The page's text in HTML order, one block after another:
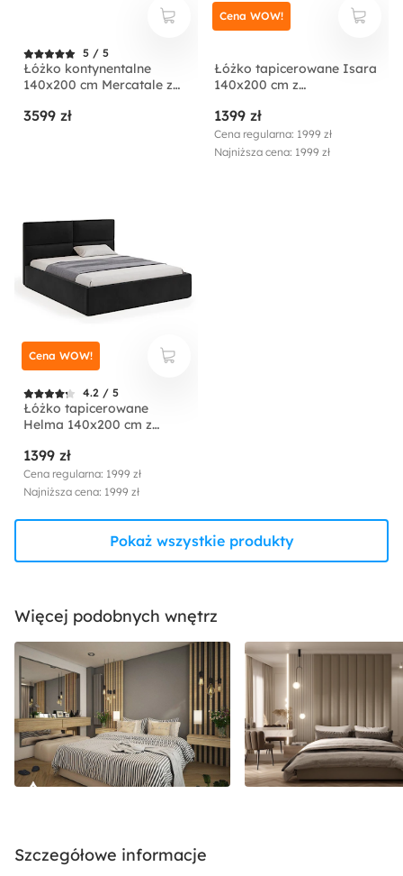
5 / 5
Łóżko kontynentalne
140x200 cm Mercatale z
3599 zł
Łóżko tapicerowane Isara
140x200 cm z
welur
1399 zł
Cena regularna: 1999 zł
Najniższa cena: 1999 zł
Cena WOW!
4.2 / 5
Łóżko tapicerowane
Helma 140x200 cm z
1399 zł
Cena regularna: 1999 zł
Najniższa cena: 1999 zł
Cena WOW!
Pokaż wszystkie produkty
Więcej podobnych wnętrz
Szczegółowe informacje